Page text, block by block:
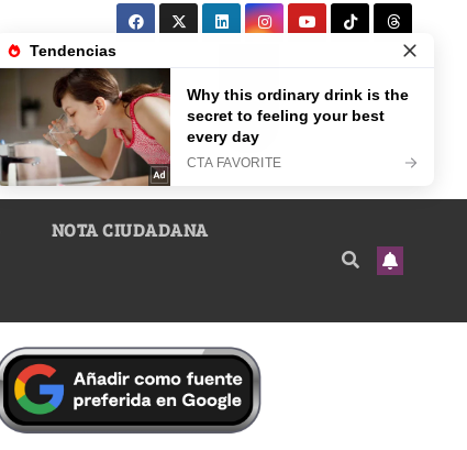
NOTA CIUDADANA